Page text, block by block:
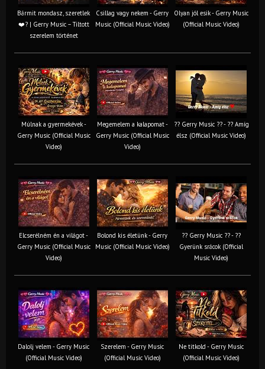
Bármit mondasz, szeretlek
❤️‍? | Gerry Music – Tiltott
szerelem történet
Csillag vagy nekem - Gerry
Music (Official Music Video)
Olyan jól esik - Gerry Music
(Official Music Video)
Múlnak a gyermekévek -
Gerry Music (Official Music
Video)
Megemelem a kalapomat -
Gerry Music (Official Music
Video)
?? Gerry Music ?? - ?? Amíg
élsz (Official Music Video)
Elcserélném én a világot -
Gerry Music (Official Music
Video)
Bolond kis életünk - Gerry
Music (Official Music Video)
?? Gerry Music ?? - ??
Gyerünk srácok (Official
Music Video)
Dalolj velem - Gerry Music
(Official Music Video)
Szerelem - Gerry Music
(Official Music Video)
Ne titkold - Gerry Music
(Official Music Video)